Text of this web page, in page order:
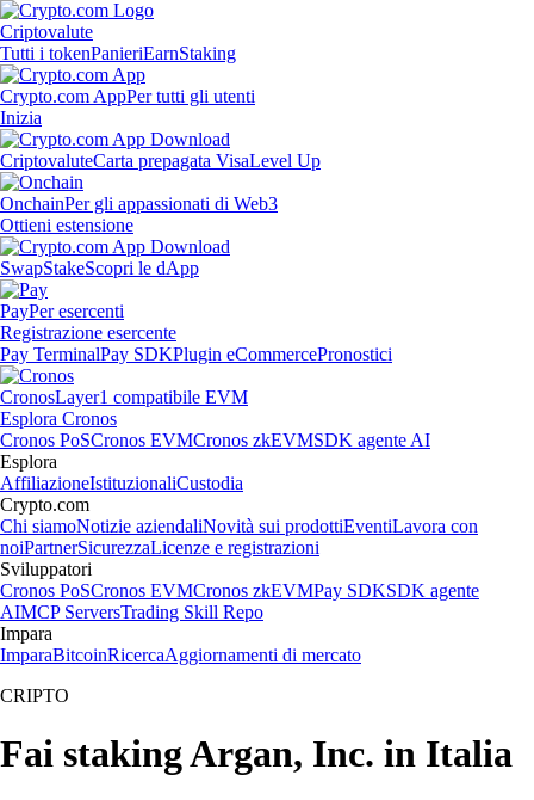
Criptovalute
Tutti i tokenPanieriEarnStaking
Crypto.com AppPer tutti gli utenti
Inizia
CriptovaluteCarta prepagata VisaLevel Up
OnchainPer gli appassionati di Web3
Ottieni estensione
SwapStakeScopri le dApp
PayPer esercenti
Registrazione esercente
Pay TerminalPay SDKPlugin eCommercePronostici
CronosLayer1 compatibile EVM
Esplora Cronos
Cronos PoSCronos EVMCronos zkEVMSDK agente AI
Esplora
AffiliazioneIstituzionaliCustodia
Crypto.com
Chi siamoNotizie aziendaliNovità sui prodottiEventiLavora con
noiPartnerSicurezzaLicenze e registrazioni
Sviluppatori
Cronos PoSCronos EVMCronos zkEVMPay SDKSDK agente
AIMCP ServersTrading Skill Repo
Impara
ImparaBitcoinRicercaAggiornamenti di mercato
CRIPTO
Fai staking Argan, Inc. in Italia